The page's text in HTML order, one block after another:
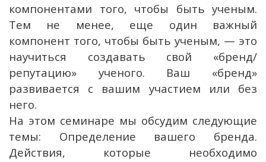
компонентами того, чтобы быть ученым.
Тем не менее, еще один важный
компонент того, чтобы быть ученым, — это
научиться создавать свой «бренд/
репутацию» ученого. Ваш «бренд»
развивается с вашим участием или без
него.
На этом семинаре мы обсудим следующие
темы: Определение вашего бренда.
Действия, которые необходимо